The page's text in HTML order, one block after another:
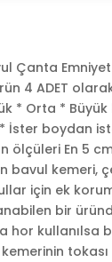
Çanta
4 ADET
* Orta *
* İster boydan
ölçüleri En 5
bavul kemeri,
için ek
bir
hor kullanılsa